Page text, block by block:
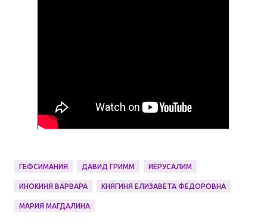
ГЕФСИМАНИЯ ДАВИД ГРИММ ИЕРУСАЛИМ
ИНОКИНЯ ВАРВАРА КНЯГИНЯ ЕЛИЗАВЕТА ФЕДОРОВНА
МАРИЯ МАГДАЛИНА